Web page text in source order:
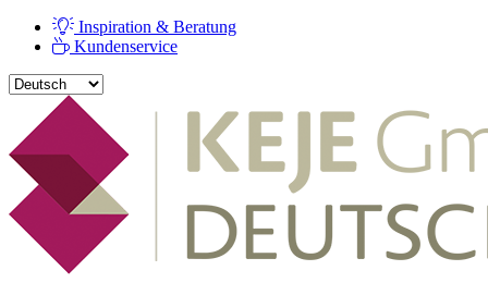
Inspiration & Beratung
Kundenservice